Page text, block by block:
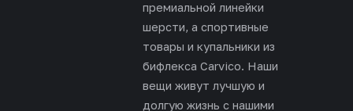
премиальной линейки
шерсти, а спортивные
товары и купальники из
бифлекса Carvico. Наши
вещи живут лучшую и
долгую жизнь с нашими